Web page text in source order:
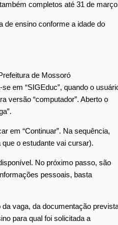
completos até 31 de
de ensino conforme a idade do
de Mossoró
em “SIGEduc”, quando o
versão “computador”. Aberto o
em “Continuar”. Na sequência,
o estudante vai cursar).
No próximo passo, são
pessoais, basta
vaga, da documentação
para qual foi solicitada a